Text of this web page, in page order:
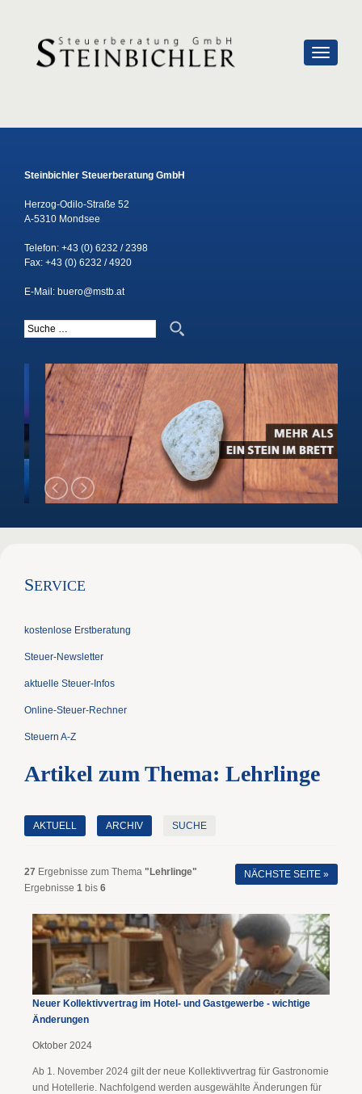
Steinbichler Steuerberatung GmbH
Herzog-Odilo-Straße 52
A-5310 Mondsee
Telefon: +43 (0) 6232 / 2398
Fax: +43 (0) 6232 / 4920
E-Mail: buero@mstb.at
Suche nach:
SERVICE
kostenlose Erstberatung
Steuer-Newsletter
aktuelle Steuer-Infos
Online-Steuer-Rechner
Steuern A-Z
Artikel zum Thema: Lehrlinge
AKTUELL ARCHIV SUCHE
27 Ergebnisse zum Thema "Lehrlinge"
Ergebnisse 1 bis 6
NÄCHSTE SEITE »
Neuer Kollektivvertrag im Hotel- und Gastgewerbe - wichtige
Änderungen
Oktober 2024
Ab 1. November 2024 gilt der neue Kollektivvertrag für Gastronomie
und Hotellerie. Nachfolgend werden ausgewählte Änderungen für